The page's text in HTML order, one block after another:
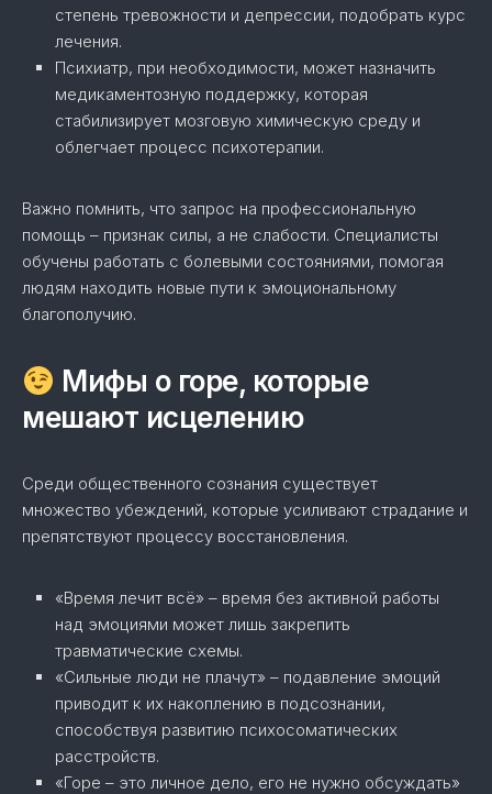
степень тревожности и депрессии, подобрать курс
лечения.
Психиатр, при необходимости, может назначить
медикаментозную поддержку, которая
стабилизирует мозговую химическую среду и
облегчает процесс психотерапии.
Важно помнить, что запрос на профессиональную
помощь – признак силы, а не слабости. Специалисты
обучены работать с болевыми состояниями, помогая
людям находить новые пути к эмоциональному
благополучию.
Мифы о горе, которые
мешают исцелению
Среди общественного сознания существует
множество убеждений, которые усиливают страдание и
препятствуют процессу восстановления.
«Время лечит всё» – время без активной работы
над эмоциями может лишь закрепить
травматические схемы.
«Сильные люди не плачут» – подавление эмоций
приводит к их накоплению в подсознании,
способствуя развитию психосоматических
расстройств.
«Горе – это личное дело, его не нужно обсуждать»